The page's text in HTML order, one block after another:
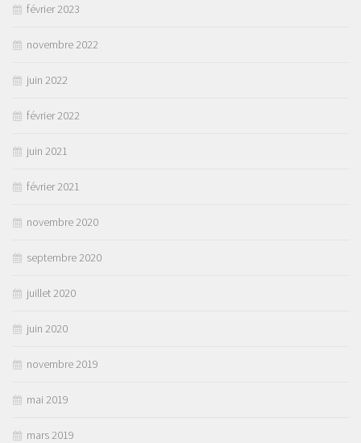
février 2023
novembre 2022
juin 2022
février 2022
juin 2021
février 2021
novembre 2020
septembre 2020
juillet 2020
juin 2020
novembre 2019
mai 2019
mars 2019